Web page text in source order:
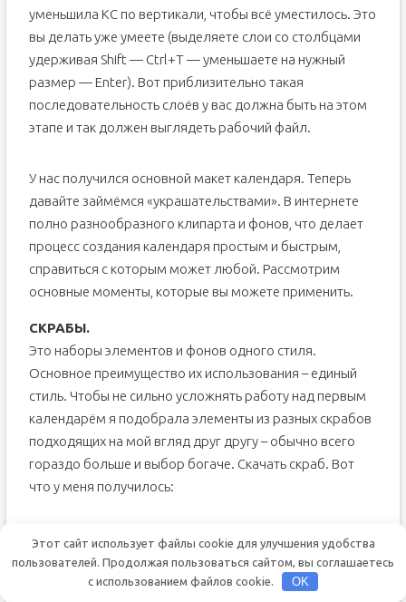
уменьшила КС по вертикали, чтобы всё уместилось. Это
вы делать уже умеете (выделяете слои со столбцами
удерживая Shift — Ctrl+T — уменьшаете на нужный
размер — Enter). Вот приблизительно такая
последовательность слоёв у вас должна быть на этом
этапе и так должен выглядеть рабочий файл.
У нас получился основной макет календаря. Теперь
давайте займёмся «украшательствами». В интернете
полно разнообразного клипарта и фонов, что делает
процесс создания календаря простым и быстрым,
справиться с которым может любой. Рассмотрим
основные моменты, которые вы можете применить.
СКРАБЫ.
Это наборы элементов и фонов одного стиля.
Основное преимущество их использования – единый
стиль. Чтобы не сильно усложнять работу над первым
календарём я подобрала элементы из разных скрабов
подходящих на мой вгляд друг другу – обычно всего
гораздо больше и выбор богаче. Скачать скраб. Вот
что у меня получилось:
Попробуйте воспроизвести этот дизайн сами.
Что вам необходимо для этого знать:
1. Как вставлять элементы – открываем в Фотошопе —
Этот сайт использует файлы cookie для улучшения удобства
пользователей. Продолжая пользоваться сайтом, вы соглашаетесь
с использованием файлов cookie.
OK